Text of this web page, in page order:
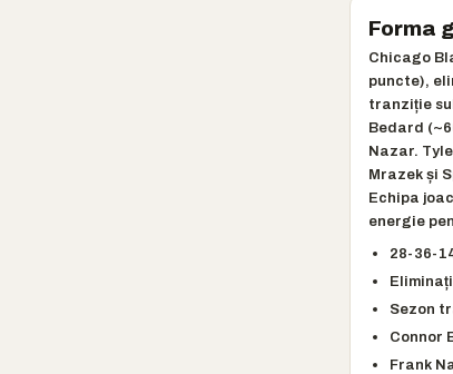
Forma
Chicago
puncte),
tranziție
Bedard
Nazar.
Mrazek și
Echipa
energie
28-36-
Sezon
Connor
Frank